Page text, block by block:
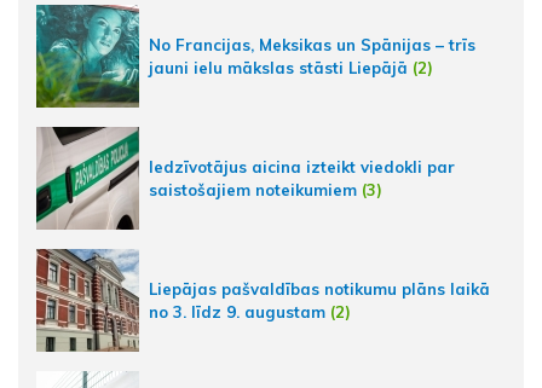
No Francijas, Meksikas un Spānijas – trīs
jauni ielu mākslas stāsti Liepājā (2)
Iedzīvotājus aicina izteikt viedokli par
saistošajiem noteikumiem (3)
Liepājas pašvaldības notikumu plāns laikā
no 3. līdz 9. augustam (2)